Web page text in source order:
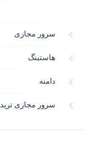
سرور مجازی
هاستینگ
دامنه
سرور مجازی ترید